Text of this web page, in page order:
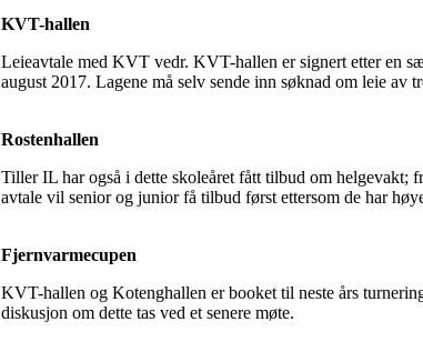
KVT-hallen
Leieavtale med KVT vedr. KVT-hallen er signert etter en
august 2017. Lagene må selv sende inn søknad om leie
Rostenhallen
Tiller IL har også i dette skoleåret fått tilbud om helgevakt;
avtale vil senior og junior få tilbud først ettersom de har
Fjernvarmecupen
KVT-hallen og Kotenghallen er booket til neste års
diskusjon om dette tas ved et senere møte.